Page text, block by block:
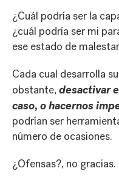
¿Cuál podría ser la
¿cuál podría ser mi
ese estado de
Cada cual desarrolla
obstante,desactivar
caso, o hacernos
podrían ser
número de ocasiones.
¿Ofensas?, no gracias.